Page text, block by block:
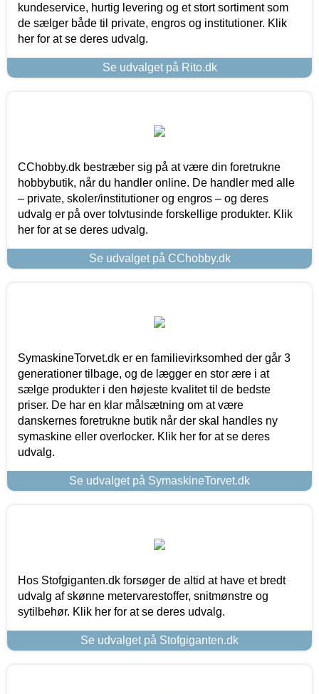
kundeservice, hurtig levering og et stort sortiment som
de sælger både til private, engros og institutioner. Klik
her for at se deres udvalg.
Se udvalget på Rito.dk
CChobby.dk bestræber sig på at være din foretrukne
hobbybutik, når du handler online. De handler med alle
– private, skoler/institutioner og engros – og deres
udvalg er på over tolvtusinde forskellige produkter. Klik
her for at se deres udvalg.
Se udvalget på CChobby.dk
SymaskineTorvet.dk er en familievirksomhed der går 3
generationer tilbage, og de lægger en stor ære i at
sælge produkter i den højeste kvalitet til de bedste
priser. De har en klar målsætning om at være
danskernes foretrukne butik når der skal handles ny
symaskine eller overlocker. Klik her for at se deres
udvalg.
Se udvalget på SymaskineTorvet.dk
Hos Stofgiganten.dk forsøger de altid at have et bredt
udvalg af skønne metervarestoffer, snitmønstre og
sytilbehør. Klik her for at se deres udvalg.
Se udvalget på Stofgiganten.dk